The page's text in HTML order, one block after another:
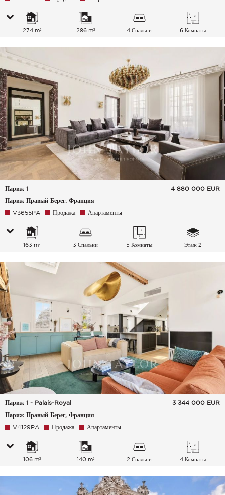
274 m² 286 m² 4 Спальни 6 Комнаты
Париж 1
Париж Правый Берег, Франция
4 880 000 EUR
V3655PA Продажа Апартаменты
163 m² 3 Спальни 5 Комнаты Этаж 2
Париж 1 - Palais-Royal
Париж Правый Берег, Франция
3 344 000 EUR
V4129PA Продажа Апартаменты
106 m² 140 m² 2 Спальни 4 Комнаты